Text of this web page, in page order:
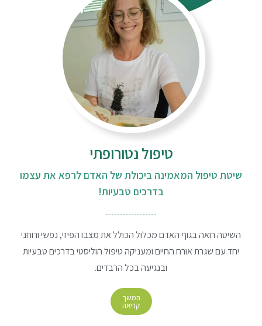
טיפול נטורופתי
שיטת טיפול המאמינה ביכולת של האדם לרפא את עצמו
בדרכים טבעיות!
השיטה רואה בגוף האדם מכלול הכולל את מצבו הפיזי, נפשי ורוחני
יחד עם שגרת אורח החיים ומעניקה טיפול הוליסטי בדרכים טבעיות
ובנגיעה בכל הרבדים.
המשך
קריאה